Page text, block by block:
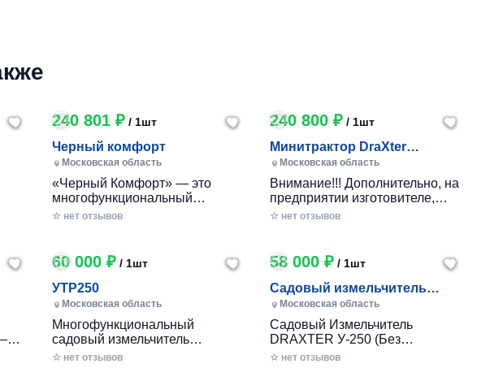
240 801 ₽ / 1шт
Черный комфорт
Московская область
«Черный Комфорт» — это
многофункциональный
колесный минитрактор
круглогодичного ухода за
приусадебными участками,
садами и фермерскими
хозяйствами. Модель сочетает
расширенное оснащение
элементами комфорта и
стильный черный дизайн.
☆ нет отзывов
240 800 ₽ / 1шт
Минитрактор DraXter
СМГ-101 комфорт
Московская область
Внимание!!! Дополнительно, на
предприятии изготовителе,
указанные комплектации могут
Комплектация Стоимость
Гидропривод управление
передней и задней навесками
(для стандарт, стандарт+,
НШ6, Гидрораспределитель
2Р40 с плавающими режимами
без фиксации; два
☆ нет отзывов
60 000 ₽ / 1шт
УТР250
Московская область
Многофункциональный
садовый измельчитель
DRAXTER УТР-250 совмещает
☆ нет отзывов
58 000 ₽ / 1шт
Садовый измельчитель
DRAXTER У-250 бензиновый
8 л.
Московская область
Садовый Измельчитель
DRAXTER У-250 (Без
Двигателя) - Соберите Свой
☆ нет отзывов